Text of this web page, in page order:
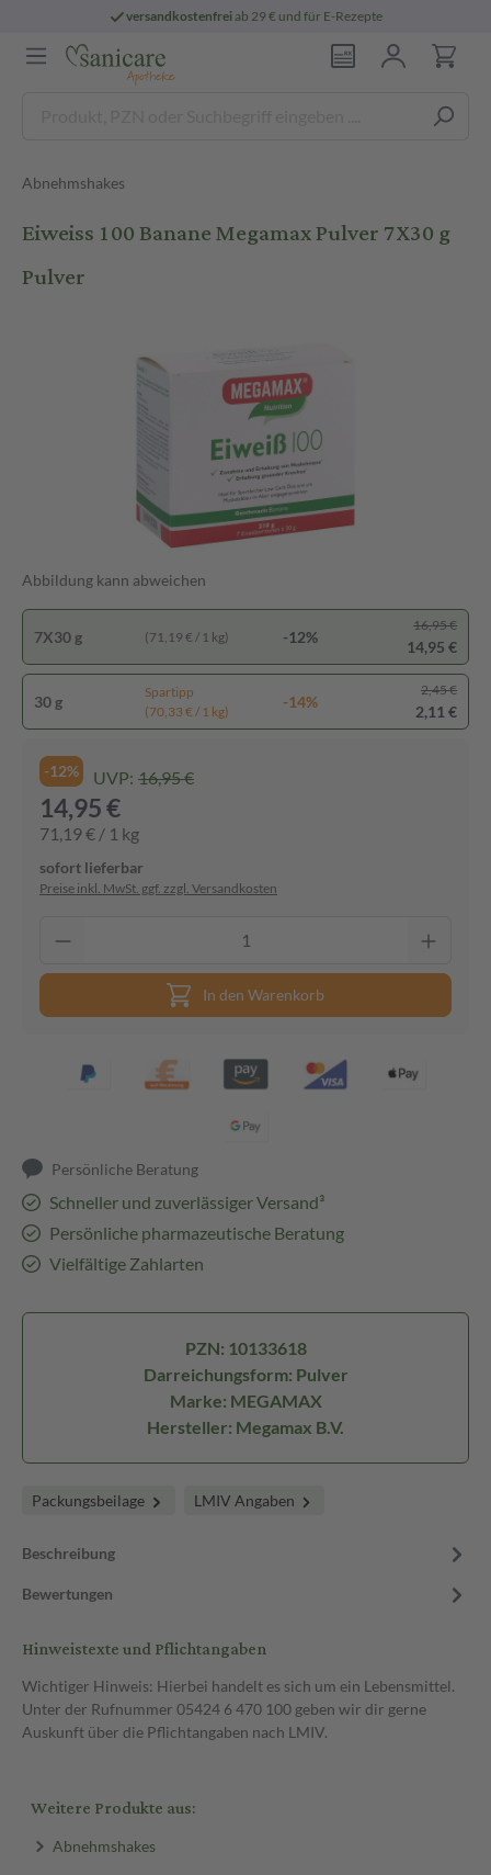
versandkostenfreiab 29 € und für E-Rezepte
Abnehmshakes
Eiweiss 100 Banane Megamax Pulver 7X30 g
Pulver
Abbildung kann abweichen
7X30 g (71,19 € / 1 kg) -12%
16,95 €
14,95 €
30 g
Spartipp
(70,33 € / 1 kg)
-14%
2,45 €
2,11 €
-12% UVP: 16,95 €
14,95 €
71,19 € / 1 kg
sofort lieferbar
Preise inkl. MwSt. ggf. zzgl. Versandkosten
In den Warenkorb
Persönliche Beratung
Schneller und zuverlässiger Versand³
Persönliche pharmazeutische Beratung
Vielfältige Zahlarten
PZN: 10133618
Darreichungsform: Pulver
Marke: MEGAMAX
Hersteller: Megamax B.V.
Packungsbeilage LMIV Angaben
Beschreibung
Bewertungen
Hinweistexte und Pflichtangaben
Wichtiger Hinweis: Hierbei handelt es sich um ein Lebensmittel.
Unter der Rufnummer 05424 6 470 100 geben wir dir gerne
Auskunft über die Pflichtangaben nach LMIV.
Weitere Produkte aus:
Abnehmshakes